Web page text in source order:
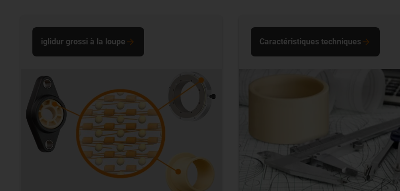
iglidur grossi à la loupe Caractéristiques techniques